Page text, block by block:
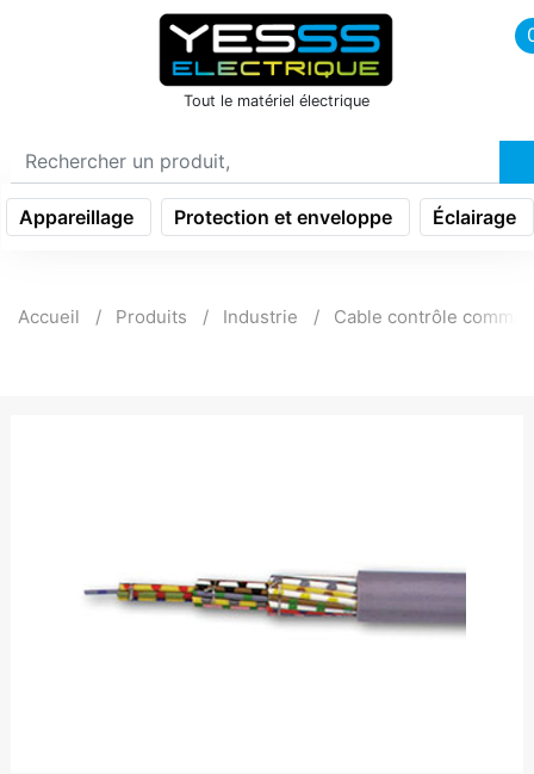
icon menu burger
Tout le matériel électrique
Appareillage Protection et enveloppe Éclairage
Accueil Produits Industrie Cable contrôle